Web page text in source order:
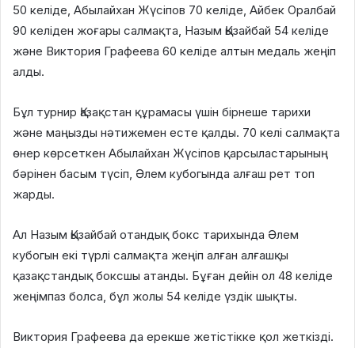
50 келіде, Абылайхан Жүсіпов 70 келіде, Айбек Оралбай
90 келіден жоғары салмақта, Назым Қызайбай 54 келіде
және Виктория Графеева 60 келіде алтын медаль жеңіп
алды.
Бұл турнир Қазақстан құрамасы үшін бірнеше тарихи
және маңызды нәтижемен есте қалды. 70 келі салмақта
өнер көрсеткен Абылайхан Жүсіпов қарсыластарының
бәрінен басым түсіп, Әлем кубогында алғаш рет топ
жарды.
Ал Назым Қызайбай отандық бокс тарихында Әлем
кубогын екі түрлі салмақта жеңіп алған алғашқы
қазақстандық боксшы атанды. Бұған дейін ол 48 келіде
жеңімпаз болса, бұл жолы 54 келіде үздік шықты.
Виктория Графеева да ерекше жетістікке қол жеткізді.